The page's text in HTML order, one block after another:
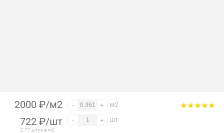
2000 ₽/м2 - + м2
722 ₽/шт
2.77 штук в м2
- + шт